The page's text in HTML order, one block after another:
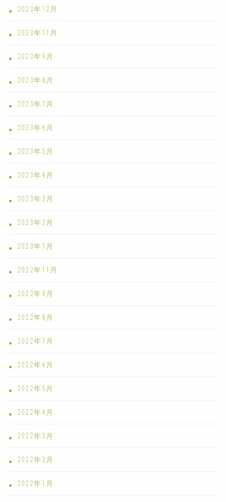
2023年12月
2023年11月
2023年9月
2023年8月
2023年7月
2023年6月
2023年5月
2023年4月
2023年3月
2023年2月
2023年1月
2022年11月
2022年9月
2022年8月
2022年7月
2022年6月
2022年5月
2022年4月
2022年3月
2022年2月
2022年1月